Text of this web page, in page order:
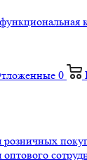
0
розничных